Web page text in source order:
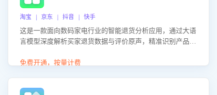
淘宝 | 京东 | 抖音 | 快手
这是一款面向数码家电行业的智能退货分析应用，通过大语
言模型深度解析买家退货数据与评价原声，精准识别产品质
改进建议，通过挖掘用户痛点驱动产品迭代，从根本上降低
免费开通，按量计费